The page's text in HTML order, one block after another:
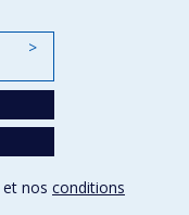
2026
d’étudiants – été 2026
(PSP)
COMPLÉMENTAIRE
>
et nos conditions